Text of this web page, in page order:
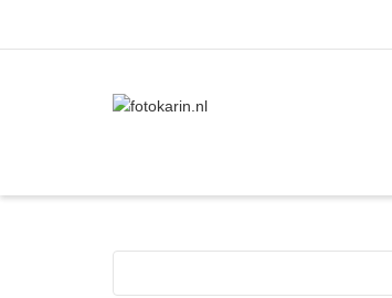
I'm looking for product in